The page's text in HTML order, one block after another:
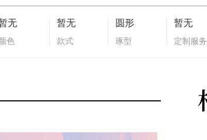
无
色
暂无
款式
圆形
琢型
暂无
定制服务